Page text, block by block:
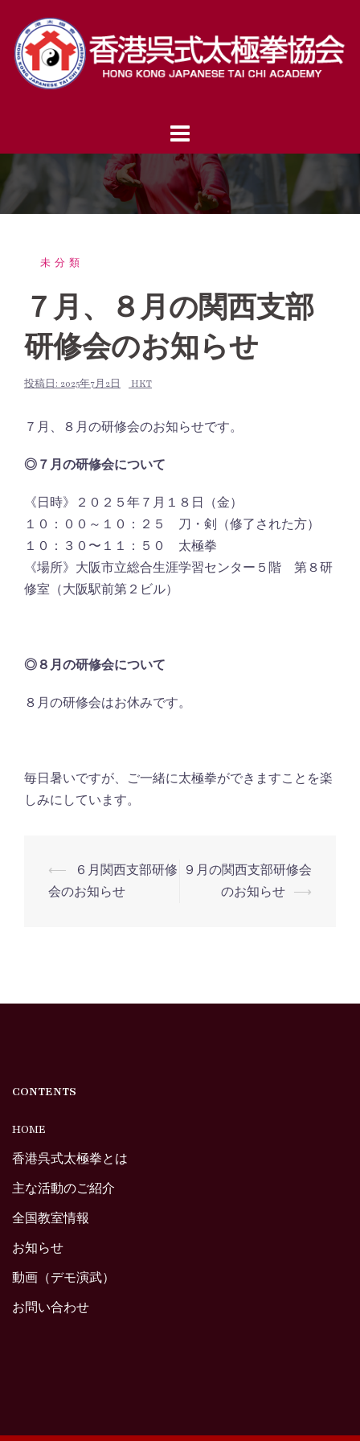
キ
ッ
未分類
７月、８月の関西支部
研修会のお知らせ
投稿日: 2025年7月2日 HKT
７月、８月の研修会のお知らせです。
◎７月の研修会について
《日時》２０２５年７月１８日（金）
１０：００～１０：２５ 刀・剣（修了された方）
１０：３０〜１１：５０ 太極拳
《場所》大阪市立総合生涯学習センター５階 第８研
修室（大阪駅前第２ビル）
◎８月の研修会について
８月の研修会はお休みです。
毎日暑いですが、ご一緒に太極拳ができますことを楽
しみにしています。
投
稿
ー
⟵
６月関西支部研修
会のお知らせ
９月の関西支部研修会
のお知らせ ⟶
CONTENTS
HOME
香港呉式太極拳とは
主な活動のご紹介
全国教室情報
お知らせ
動画（デモ演武）
お問い合わせ